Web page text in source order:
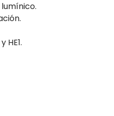
HE1.